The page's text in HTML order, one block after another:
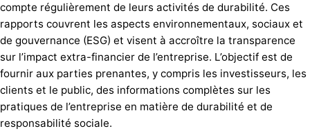
compte régulièrement de leurs activités de durabilité. Ces
rapports couvrent les aspects environnementaux, sociaux et
de gouvernance (ESG) et visent à accroître la transparence
sur l’impact extra-financier de l’entreprise. L’objectif est de
fournir aux parties prenantes, y compris les investisseurs, les
clients et le public, des informations complètes sur les
pratiques de l’entreprise en matière de durabilité et de
responsabilité sociale.